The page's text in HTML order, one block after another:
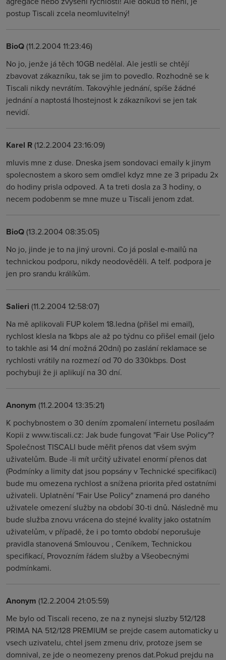
postup Tiscali zcela neomluvitelný!
BioQ(11.2.2004 11:23:46)
No jo, jenže já těch 10GB nedělal. Ale jestli se chtějí
zbavovat zákazníku, tak se jim to povedlo. Rozhodně se k
Tiscali nikdy nevrátím. Takovýhle jednání, spíše žádné
jednání a naptostá lhostejnost k zákazníkovi se jen tak
nevidí.
Karel R(12.2.2004 23:16:09)
mluvis mne z duse. Dneska jsem sondovaci emaily k jinym
spolecnostem a skoro sem omdlel kdyz mne ze 3 pripadu 2x
do hodiny prisla odpoved. A ta treti dosla za 3 hodiny, o
necem podobenm se mne muze u Tiscali jenom zdat.
BioQ(13.2.2004 08:35:05)
No jo, jinde je to na jiný urovni. Co já poslal e-mailů na
technickou podporu, nikdy neodověděli. A telf. podpora je
jen pro srandu králíkům.
Salieri (11.2.2004 12:58:07)
Na mě aplikovali FUP kolem 18.ledna (přišel mi email),
rychlost klesla na 1kbps ale až po týdnu co přišel email (jelo
to takhle asi 14 dní možná 20dní) po zaslání reklamace se
rychlosti vrátily na rozmezí od 70 do 330kbps. Dost
pochybuji že ji aplikují na 30 dní.
Anonym (11.2.2004 13:35:21)
K pochybnostem o 30 dením zpomalení internetu posílaám
Kopii z www.tiscali.cz: Jak bude fungovat "Fair Use Policy"?
Společnost TISCALI bude měřit přenos dat všem svým
uživatelům. Bude -li mít určitý uživatel enormí přenos dat
(Podmínky a limity dat jsou popsány v Technické specifikaci)
bude mu omezena rychlost a snížena priorita před ostatními
uživateli. Uplatnění "Fair Use Policy" znamená pro daného
uživatele omezení služby na období 30-ti dnů. Následně mu
bude služba znovu vrácena do stejné kvality jako ostatním
uživatelům, v případě, že i po tomto období neporušuje
pravidla stanovená Smlouvou , Ceníkem, Technickou
specifikací, Provozním řádem služby a Všeobecnými
podmínkami.
Anonym (12.2.2004 21:05:59)
Me bylo od Tiscali receno, ze na z nynejsi sluzby 512/128
PRIMA NA 512/128 PREMIUM se prejde casem automaticky u
vsech uzivatelu, chtel jsem zmenu driv, protoze jsem se
domnival, ze jde o neomezeny prenos dat.Pokud prejdu na